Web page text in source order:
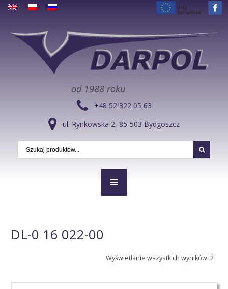
od 1988 roku
+48 52 322 05 63
ul. Rynkowska 2, 85-503 Bydgoszcz
DL-0 16 022-00
Wyświetlanie wszystkich wyników: 2